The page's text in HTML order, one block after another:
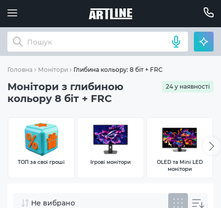
Головна Монітори Глибина кольору: 8 біт + FRC
Монітори з глибиною
кольору 8 біт + FRC
24 у наявності
ТОП за свої гроші Ігрові монітори
OLED та Mini LED
монітори
Не вибрано